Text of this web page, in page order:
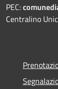
PEC:
Centralino